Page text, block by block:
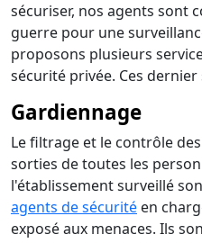
sécuriser, nos agents sont
guerre pour une
proposons plusieurs
sécurité privée. Ces
Gardiennage
Le filtrage et le contrôle
sorties de toutes les
l'établissement surveillé
agents de sécurité en
exposé aux menaces. Ils